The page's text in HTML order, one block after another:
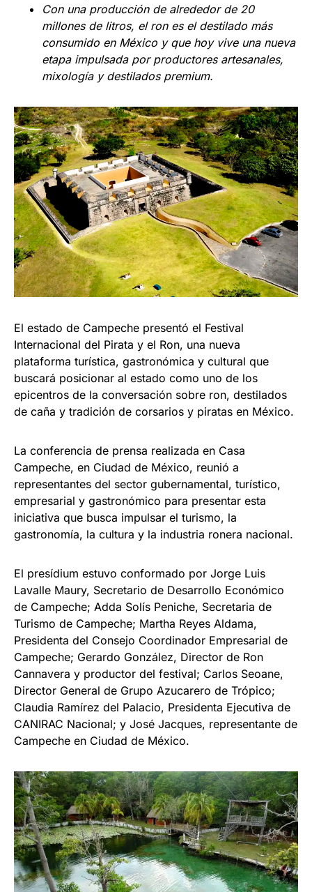
Con una producción de alrededor de 20
millones de litros, el ron es el destilado más
consumido en México y que hoy vive una nueva
etapa impulsada por productores artesanales,
mixología y destilados premium.
El estado de Campeche presentó el Festival
Internacional del Pirata y el Ron, una nueva
plataforma turística, gastronómica y cultural que
buscará posicionar al estado como uno de los
epicentros de la conversación sobre ron, destilados
de caña y tradición de corsarios y piratas en México.
La conferencia de prensa realizada en Casa
Campeche, en Ciudad de México, reunió a
representantes del sector gubernamental, turístico,
empresarial y gastronómico para presentar esta
iniciativa que busca impulsar el turismo, la
gastronomía, la cultura y la industria ronera nacional.
El presídium estuvo conformado por Jorge Luis
Lavalle Maury, Secretario de Desarrollo Económico
de Campeche; Adda Solís Peniche, Secretaria de
Turismo de Campeche; Martha Reyes Aldama,
Presidenta del Consejo Coordinador Empresarial de
Campeche; Gerardo González, Director de Ron
Cannavera y productor del festival; Carlos Seoane,
Director General de Grupo Azucarero de Trópico;
Claudia Ramírez del Palacio, Presidenta Ejecutiva de
CANIRAC Nacional; y José Jacques, representante de
Campeche en Ciudad de México.